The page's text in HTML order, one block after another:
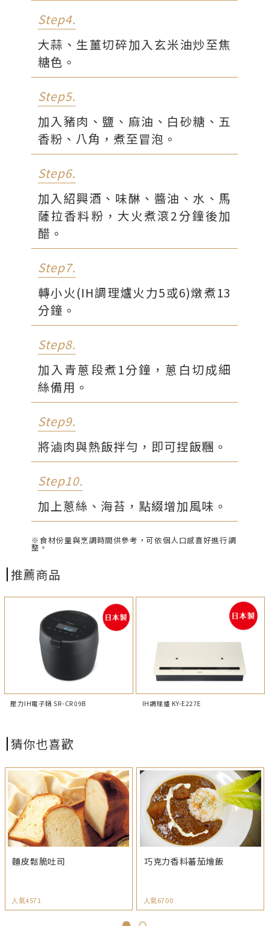
Step4.
大蒜、生薑切碎加入玄米油炒至焦
糖色。
Step5.
加入豬肉、鹽、麻油、白砂糖、五
香粉、八角，煮至冒泡。
Step6.
加入紹興酒、味醂、醬油、水、馬
薩拉香料粉，大火煮滾2分鐘後加
醋。
Step7.
轉小火(IH調理爐火力5或6)燉煮13
分鐘。
Step8.
加入青蔥段煮1分鐘，蔥白切成細
絲備用。
Step9.
將滷肉與熱飯拌勻，即可捏飯糰。
Step10.
加上蔥絲、海苔，點綴增加風味。
※食材份量與烹調時間供參考，可依個人口感喜好進行調
整。
推薦商品
壓力IH電子鍋 SR-CR09B IH調理爐 KY-E227E
猜你也喜歡
麵皮鬆脆吐司
人氣4571
巧克力香料蕃茄燴飯
人氣6700